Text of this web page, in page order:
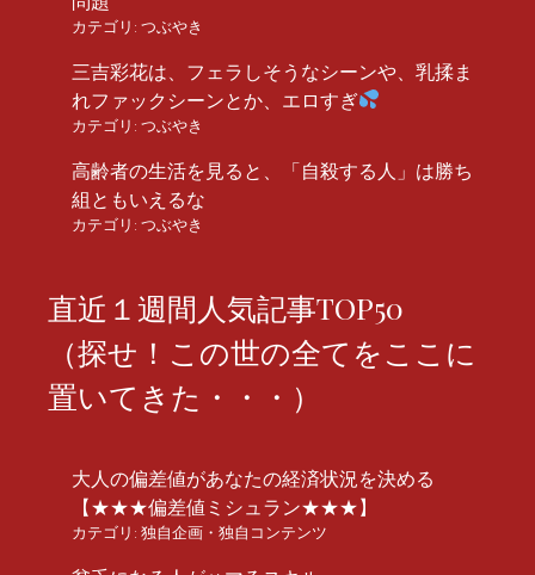
カテゴリ: つぶやき
三吉彩花は、フェラしそうなシーンや、乳揉ま
れファックシーンとか、エロすぎ
カテゴリ: つぶやき
高齢者の生活を見ると、「自殺する人」は勝ち
組ともいえるな
カテゴリ: つぶやき
直近１週間人気記事TOP50
（探せ！この世の全てをここに
置いてきた・・・）
大人の偏差値があなたの経済状況を決める
【★★★偏差値ミシュラン★★★】
カテゴリ: 独自企画・独自コンテンツ